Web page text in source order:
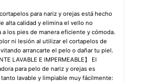
para nariz y orejas está hecho
alta calidad y elimina el vello no
a los pies de manera eficiente y cómoda.
ni lesión al utilizar el cortapelos de
arrancarte el pelo o dañar tu piel.
LAVABLE E IMPERMEABLE】 El
para pelo de nariz y orejas es
lavable y limpiable muy fácilmente: